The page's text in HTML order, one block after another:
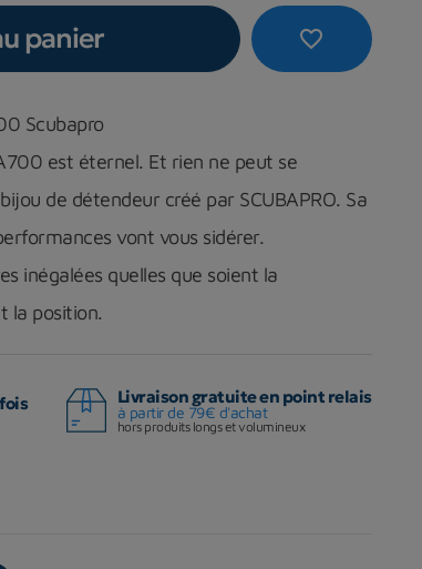
favorite_border
panier
Scubapro
est éternel. Et rien ne peut se
de détendeur créé par SCUBAPRO. Sa
vont vous sidérer.
inégalées quelles que soient la
la position.
Livraison gratuite en point relais
à partir de 79€ d'achat
hors produits longs et volumineux